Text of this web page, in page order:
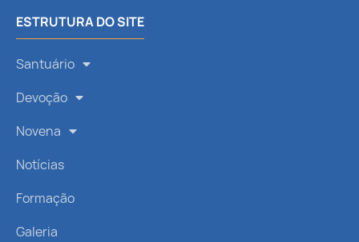
ESTRUTURA DO SITE
Santuário
Devoção
Novena
Notícias
Formação
Galeria